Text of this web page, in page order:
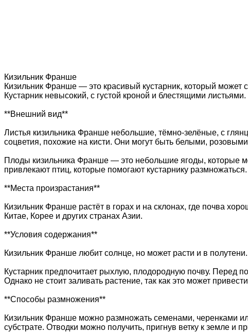
Кизильник Франше
Кизильник Франше — это красивый кустарник, который
Кустарник невысокий, с густой кроной и блестящими листьями.
**Внешний вид**
Листья кизильника Франше небольшие, тёмно-зелёные, с
соцветия, похожие на кисти. Они могут быть белыми,
Плоды кизильника Франше — это небольшие ягоды, которые
привлекают птиц, которые помогают кустарнику размножаться.
**Места произрастания**
Кизильник Франше растёт в горах и на склонах, где почва
Китае, Корее и других странах Азии.
**Условия содержания**
Кизильник Франше любит солнце, но может расти и в
Кустарник предпочитает рыхлую, плодородную почву. Перед
Однако не стоит заливать растение, так как это может
**Способы размножения**
Кизильник Франше можно размножать семенами, черенками
субстрате. Отводки можно получить, пригнув ветку к земле и